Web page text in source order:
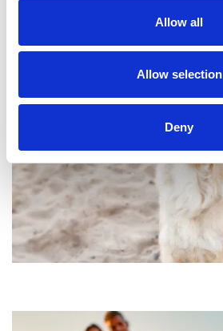
Allow all
Allow selection
Deny